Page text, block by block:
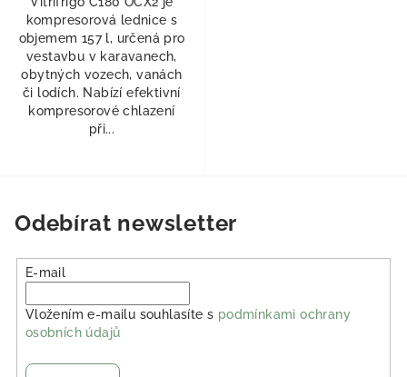
kompresorová lednice s
objemem 157 l, určená pro
vestavbu v karavanech,
obytných vozech, vanách
či lodích. Nabízí efektivní
kompresorové chlazení
při...
Odebírat newsletter
E-mail
Vložením e-mailu souhlasíte s podmínkami ochrany
osobních údajů